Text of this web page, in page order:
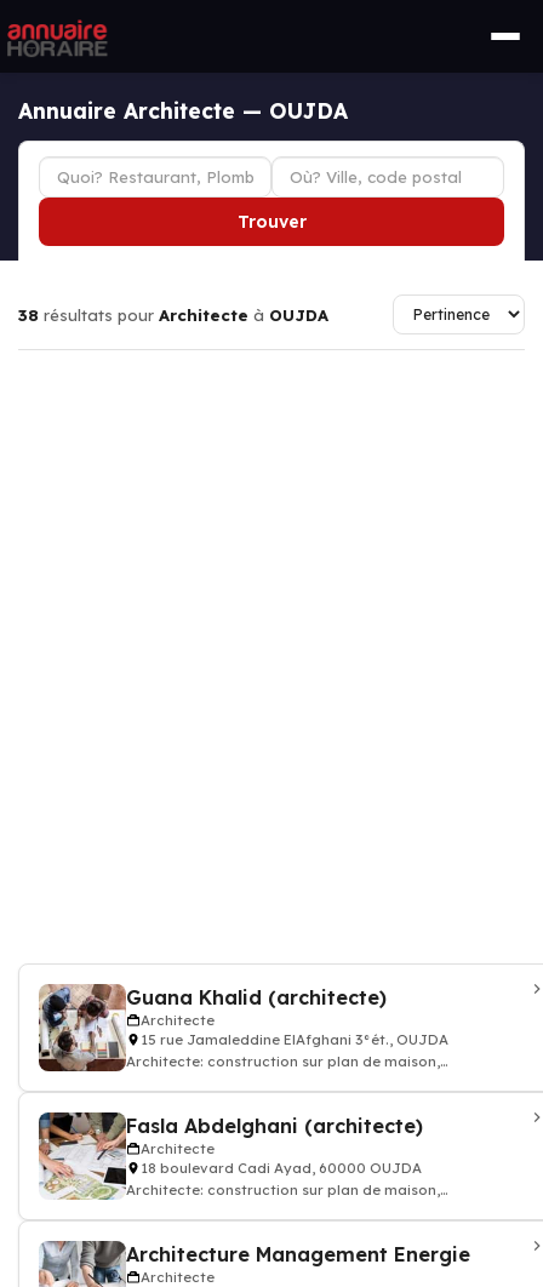
Annuaire Architecte — OUJDA
Trouver
38 résultats pour Architecte à OUJDA
Guana Khalid (architecte)
Architecte
15 rue Jamaleddine ElAfghani 3°ét., OUJDA
Architecte: construction sur plan de maison,
Fasla Abdelghani (architecte)
Architecte
18 boulevard Cadi Ayad, 60000 OUJDA
Architecte: construction sur plan de maison,
Architecture Management Energie
Architecte